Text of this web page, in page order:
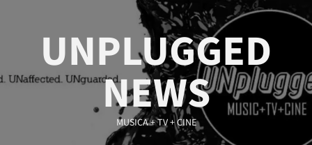
UNPLUGGED
NEWS
MUSICA + TV + CINE